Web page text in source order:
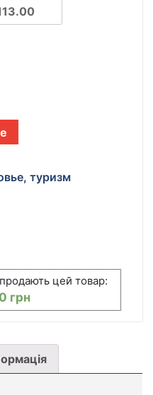
туризм
цей товар:
грн